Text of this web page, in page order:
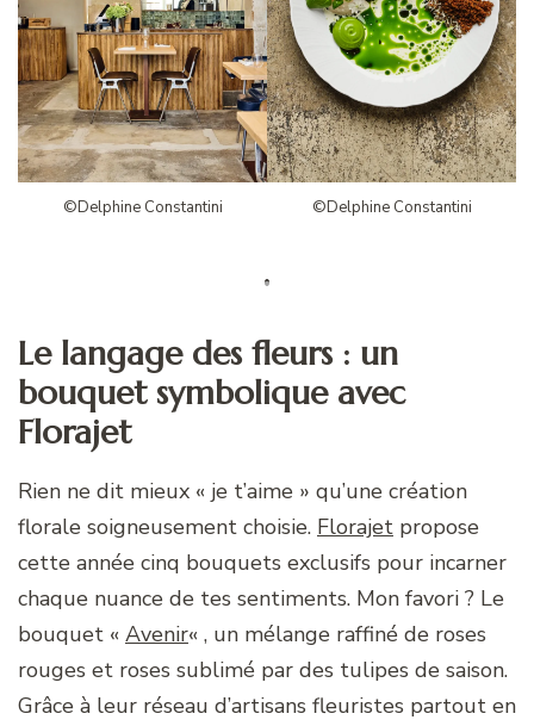
©Delphine Constantini ©Delphine Constantini
Le langage des fleurs : un
bouquet symbolique avec
Florajet
Rien ne dit mieux « je t’aime » qu’une création
florale soigneusement choisie. Florajet propose
cette année cinq bouquets exclusifs pour incarner
chaque nuance de tes sentiments. Mon favori ? Le
bouquet « Avenir« , un mélange raffiné de roses
rouges et roses sublimé par des tulipes de saison.
Grâce à leur réseau d’artisans fleuristes partout en